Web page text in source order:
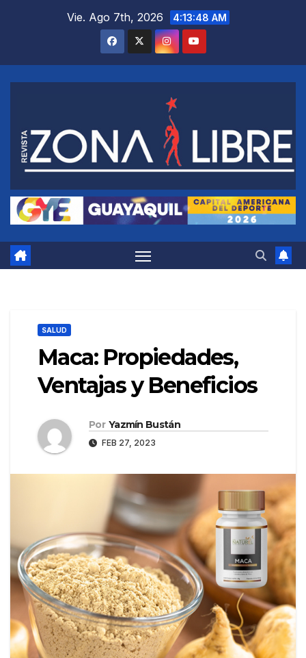
Vie. Ago 7th, 2026 4:13:49 AM
SALUD
Maca: Propiedades,
Ventajas y Beneficios
Por Yazmín Bustán
FEB 27, 2023